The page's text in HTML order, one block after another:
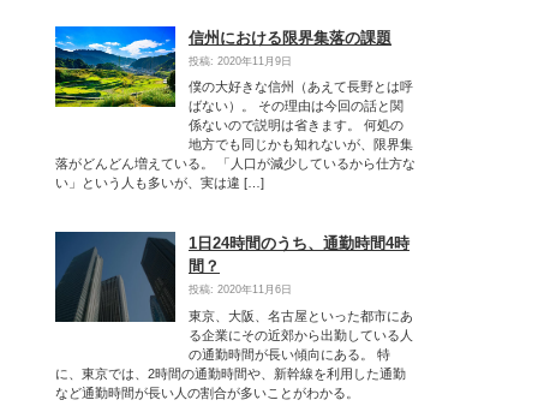
信州における限界集落の課題
投稿: 2020年11月9日
僕の大好きな信州（あえて長野とは呼
ばない）。 その理由は今回の話と関
係ないので説明は省きます。 何処の
地方でも同じかも知れないが、限界集
落がどんどん増えている。 「人口が減少しているから仕方な
い」という人も多いが、実は違 […]
1日24時間のうち、通勤時間4時
間？
投稿: 2020年11月6日
東京、大阪、名古屋といった都市にあ
る企業にその近郊から出勤している人
の通勤時間が長い傾向にある。 特
に、東京では、2時間の通勤時間や、新幹線を利用した通勤
など通勤時間が長い人の割合が多いことがわかる。